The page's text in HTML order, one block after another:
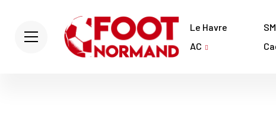
Le Havre
AC
SM